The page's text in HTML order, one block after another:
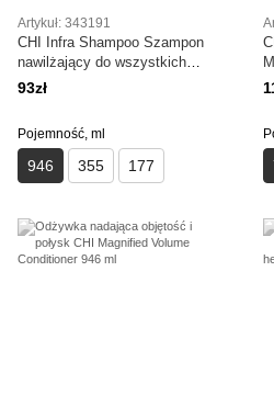
Artykuł: 343191
CHI Infra Shampoo Szampon
nawilżający do wszystkich
rodzajów włosów, 946 ml
93zł
Pojemność, ml
946 355 177